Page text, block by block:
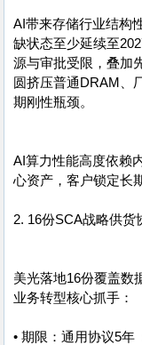
AI带来存储行业结构
缺状态至少延续至
源与审批受限，叠加
圆挤压普通DRAM、
期刚性瓶颈。
AI算力性能高度依赖
心资产，客户锁定长
2. 16份SCA战略供货
美光落地16份覆盖数
业务转型核心抓手：
• 期限：通用协议5年